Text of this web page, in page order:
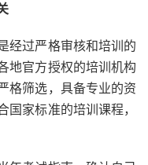
经过严格审核和培训的
地官方授权的培训机构
格筛选，具备专业的资
家标准的培训课程，